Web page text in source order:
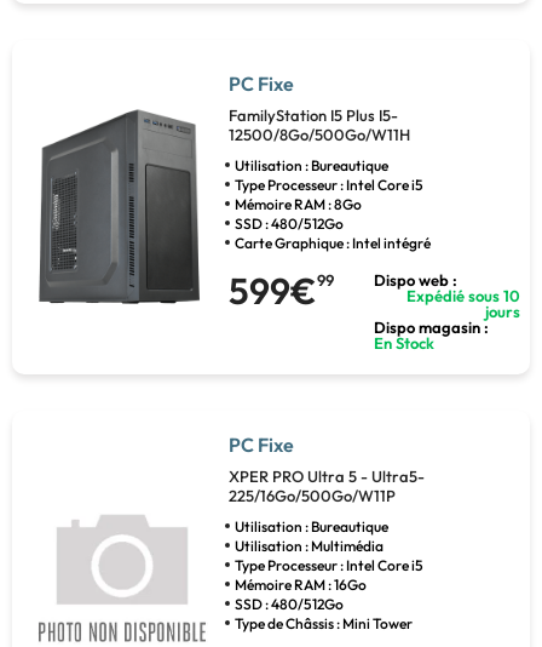
PC Fixe
FamilyStation I5 Plus I5-
12500/8Go/500Go/W11H
Utilisation : Bureautique
Type Processeur : Intel Core i5
Mémoire RAM : 8Go
SSD : 480/512Go
Carte Graphique : Intel intégré
599€99
Dispo web :
Expédié sous 10
jours
Dispo magasin :
En Stock
PC Fixe
XPER PRO Ultra 5 - Ultra5-
225/16Go/500Go/W11P
Utilisation : Bureautique
Utilisation : Multimédia
Type Processeur : Intel Core i5
Mémoire RAM : 16Go
SSD : 480/512Go
Type de Châssis : Mini Tower